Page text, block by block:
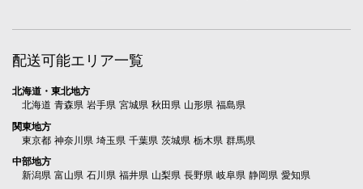
配送可能エリア一覧
北海道・東北地方
北海道 青森県 岩手県 宮城県 秋田県 山形県 福島県
関東地方
東京都 神奈川県 埼玉県 千葉県 茨城県 栃木県 群馬県
中部地方
新潟県 富山県 石川県 福井県 山梨県 長野県 岐阜県 静岡県 愛知県